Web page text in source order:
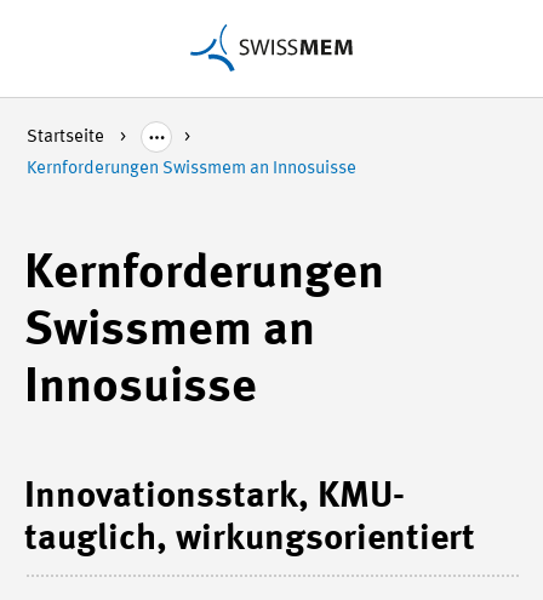
Startseite
Kernforderungen Swissmem an Innosuisse
Kernforderungen
Swissmem an
Innosuisse
Innovationsstark, KMU-
tauglich, wirkungsorientiert